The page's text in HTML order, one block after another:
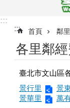
為
務
:::
:::
首頁 鄰
各里鄰
臺北市文山區
景行里
景
景華里
萬